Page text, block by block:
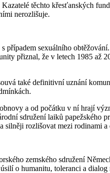
těchto křesťanských
nerozlišuje.
sexuálního
přiznal, že v letech 1985 až
také definitivní uznání
a od počátku v ní hrají
sdružení laiků papežského
silněji rozlišovat mezi rodinami
zemského sdružení
o humanitu, toleranci a